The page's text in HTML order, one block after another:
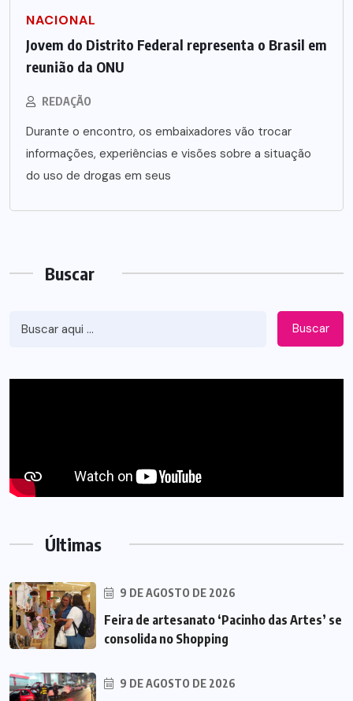
NACIONAL
Jovem do Distrito Federal representa o Brasil em
reunião da ONU
REDAÇÃO
Durante o encontro, os embaixadores vão trocar
informações, experiências e visões sobre a situação
do uso de drogas em seus
Buscar
Buscar
Últimas
9 DE AGOSTO DE 2026
Feira de artesanato ‘Pacinho das Artes’ se
consolida no Shopping
9 DE AGOSTO DE 2026